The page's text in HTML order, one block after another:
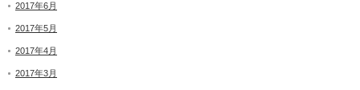
2017年6月
2017年5月
2017年4月
2017年3月